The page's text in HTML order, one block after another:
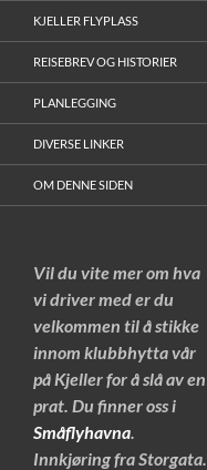
KJELLER FLYPLASS
REISEBREV OG HISTORIER
PLANLEGGING
DIVERSE LINKER
OM DENNE SIDEN
Vil du vite mer om hva
vi driver med er du
velkommen til å stikke
innom klubbhytta vår
på Kjeller for å slå av en
prat. Du finner oss i
Småflyhavna.
Innkjøring fra Storgata.